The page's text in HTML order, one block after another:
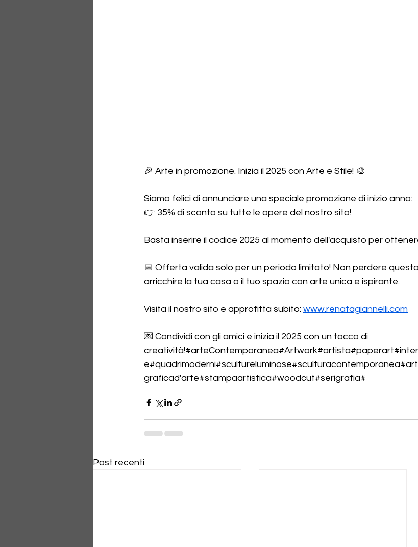
🎉 Arte in promozione. Inizia il 2025 con Arte e Stile! 🎨
Siamo felici di annunciare una speciale promozione di inizio anno:
👉 35% di sconto su tutte le opere del nostro sito!
Basta inserire il codice 2025 al momento dell'acquisto per
📅 Offerta valida solo per un periodo limitato! Non perdere
arricchire la tua casa o il tuo spazio con arte unica e ispirante.
Visita il nostro sito e approfitta subito: www.renatagiannelli.com
💌 Condividi con gli amici e inizia il 2025 con un tocco di
graficad'arte#stampaartistica#woodcut#serigrafia#
Post recenti